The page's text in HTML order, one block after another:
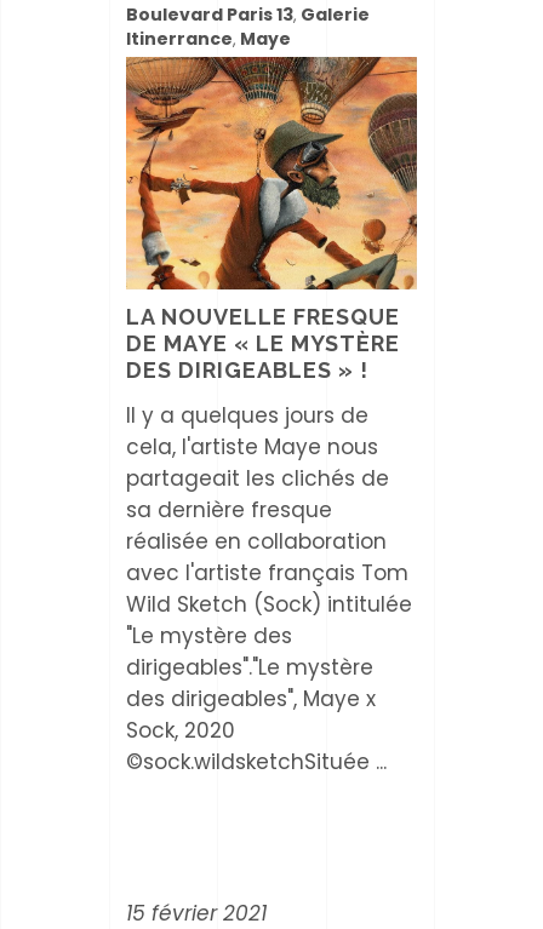
Boulevard Paris 13, Galerie
Itinerrance, Maye
LA NOUVELLE FRESQUE
DE MAYE « LE MYSTÈRE
DES DIRIGEABLES » !
Il y a quelques jours de
cela, l'artiste Maye nous
partageait les clichés de
sa dernière fresque
réalisée en collaboration
avec l'artiste français Tom
Wild Sketch (Sock) intitulée
"Le mystère des
dirigeables"."Le mystère
des dirigeables", Maye x
Sock, 2020
©sock.wildsketchSituée
15 février 2021